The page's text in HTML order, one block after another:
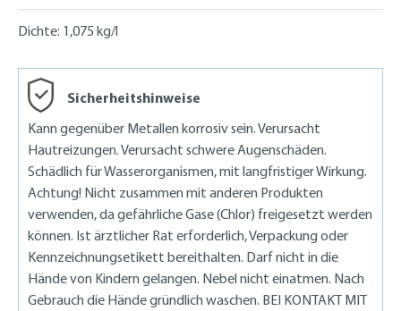
Dichte: 1,075 kg/l
Sicherheitshinweise
Kann gegenüber Metallen korrosiv sein. Verursacht
Hautreizungen. Verursacht schwere Augenschäden.
Schädlich für Wasserorganismen, mit langfristiger Wirkung.
Achtung! Nicht zusammen mit anderen Produkten
verwenden, da gefährliche Gase (Chlor) freigesetzt werden
können. Ist ärztlicher Rat erforderlich, Verpackung oder
Kennzeichnungsetikett bereithalten. Darf nicht in die
Hände von Kindern gelangen. Nebel nicht einatmen. Nach
Gebrauch die Hände gründlich waschen. BEI KONTAKT MIT